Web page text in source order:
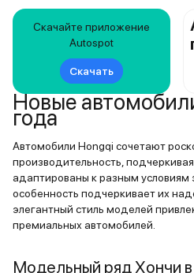
Скачайте приложение
Autospot
Скачать
Новые
года
Автомобили Hongqi сочетают
производительность,
адаптированы к разным условиям
особенность подчеркивает их
элегантный стиль моделей
премиальных автомобилей.
Модельный ряд Хончи